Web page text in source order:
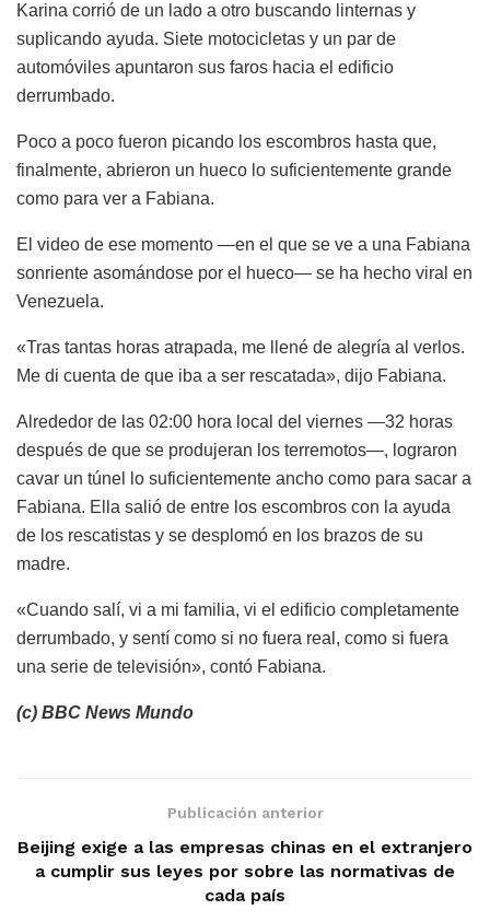
Karina corrió de un lado a otro buscando linternas y
suplicando ayuda. Siete motocicletas y un par de
automóviles apuntaron sus faros hacia el edificio
derrumbado.
Poco a poco fueron picando los escombros hasta que,
finalmente, abrieron un hueco lo suficientemente grande
como para ver a Fabiana.
El video de ese momento —en el que se ve a una Fabiana
sonriente asomándose por el hueco— se ha hecho viral en
Venezuela.
«Tras tantas horas atrapada, me llené de alegría al verlos.
Me di cuenta de que iba a ser rescatada», dijo Fabiana.
Alrededor de las 02:00 hora local del viernes —32 horas
después de que se produjeran los terremotos—, lograron
cavar un túnel lo suficientemente ancho como para sacar a
Fabiana. Ella salió de entre los escombros con la ayuda
de los rescatistas y se desplomó en los brazos de su
madre.
«Cuando salí, vi a mi familia, vi el edificio completamente
derrumbado, y sentí como si no fuera real, como si fuera
una serie de televisión», contó Fabiana.
(c) BBC News Mundo
Publicación anterior
Beijing exige a las empresas chinas en el extranjero
a cumplir sus leyes por sobre las normativas de
cada país